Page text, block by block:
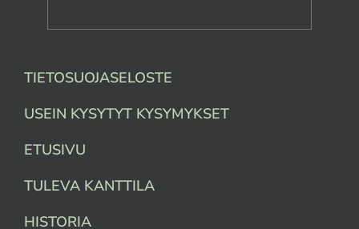
TIETOSUOJASELOSTE
USEIN KYSYTYT KYSYMYKSET
ETUSIVU
TULEVA KANTTILA
HISTORIA